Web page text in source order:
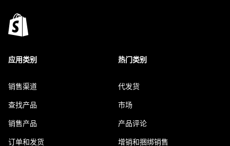
应用类别
销售渠道
查找产品
销售产品
订单和发货
热门类别
代发货
市场
产品评论
增销和捆绑销售